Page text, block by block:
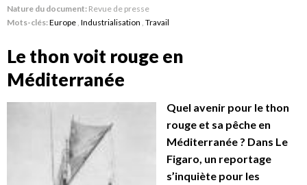
Nature du document: Revue de presse
Mots-clés:Europe , Industrialisation , Travail
Le thon voit rouge en
Méditerranée
Quel avenir pour le thon
rouge et sa pêche en
Méditerranée ? Dans Le
Figaro, un reportage
s’inquiète pour les